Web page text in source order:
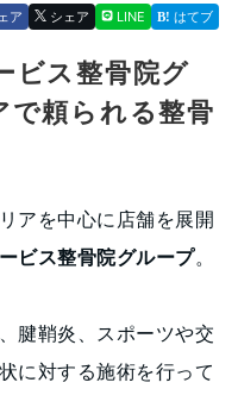
ア シェア LINE はてブ
ビス整骨院グ
で頼られる整骨
アを中心に店舗を展開
ビス整骨院グループ。
腱鞘炎、スポーツや交
に対する施術を行って